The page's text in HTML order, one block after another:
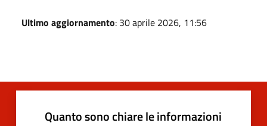
Ultimo aggiornamento: 30 aprile 2026, 11:56
Quanto sono chiare le informazioni